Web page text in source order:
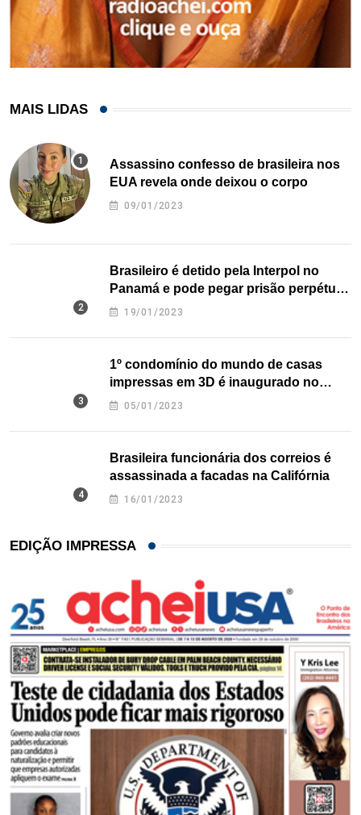
MAIS LIDAS
Assassino confesso de brasileira nos
EUA revela onde deixou o corpo
09/01/2023
Brasileiro é detido pela Interpol no
Panamá e pode pegar prisão perpétua
nos EUA
19/01/2023
1º condomínio do mundo de casas
impressas em 3D é inaugurado no
Texas
05/01/2023
Brasileira funcionária dos correios é
assassinada a facadas na Califórnia
16/01/2023
EDIÇÃO IMPRESSA